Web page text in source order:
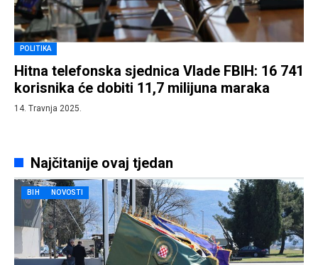
POLITIKA
Hitna telefonska sjednica Vlade FBIH: 16 741
korisnika će dobiti 11,7 milijuna maraka
14. Travnja 2025.
Najčitanije ovaj tjedan
BIH NOVOSTI